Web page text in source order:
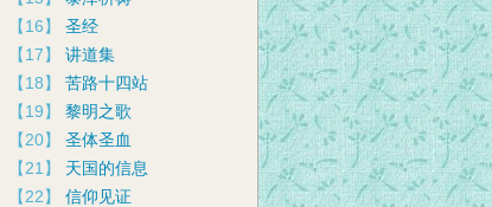
【16】 圣经
【17】 讲道集
【18】 苦路十四站
【19】 黎明之歌
【20】 圣体圣血
【21】 天国的信息
【22】 信仰见证